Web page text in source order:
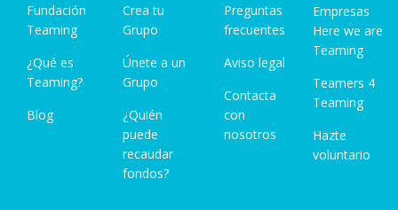
Fundación
Teaming
¿Qué es
Teaming?
Blog
Crea tu
Grupo
Únete a un
Grupo
¿Quién
puede
recaudar
fondos?
Preguntas
frecuentes
Aviso legal
Contacta
con
nosotros
Empresas
Here we are
Teaming
Teamers 4
Teaming
Hazte
voluntario